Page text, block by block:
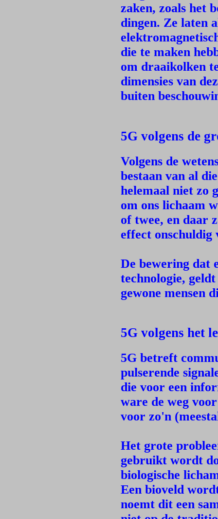
zaken, zoals het
dingen. Ze laten
die te maken
om draaikolken
dimensies van
buiten
5G volgens de
Volgens de
bestaan van al
helemaal niet zo
om ons lichaam
of twee, en daar
effect
De bewering dat
technologie,
gewone mensen
5G volgens het
5G betreft
pulserende
die voor een
ware de weg
voor zo'n
Het grote
gebruikt wordt
biologische
Een bioveld
noemt dit een